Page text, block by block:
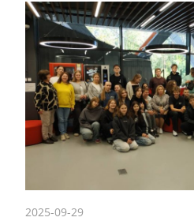
2025-09-29